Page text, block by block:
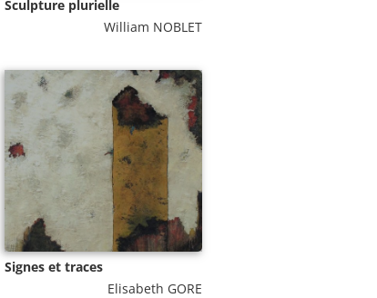
Sculpture plurielle
William NOBLET
Signes et traces
Elisabeth GORE